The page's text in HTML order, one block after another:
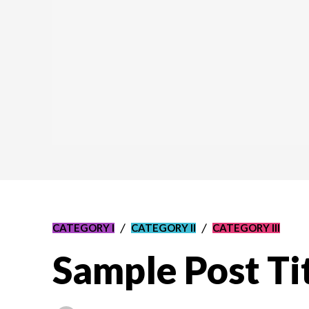
CATEGORY I CATEGORY II CATEGORY III
Sample Post